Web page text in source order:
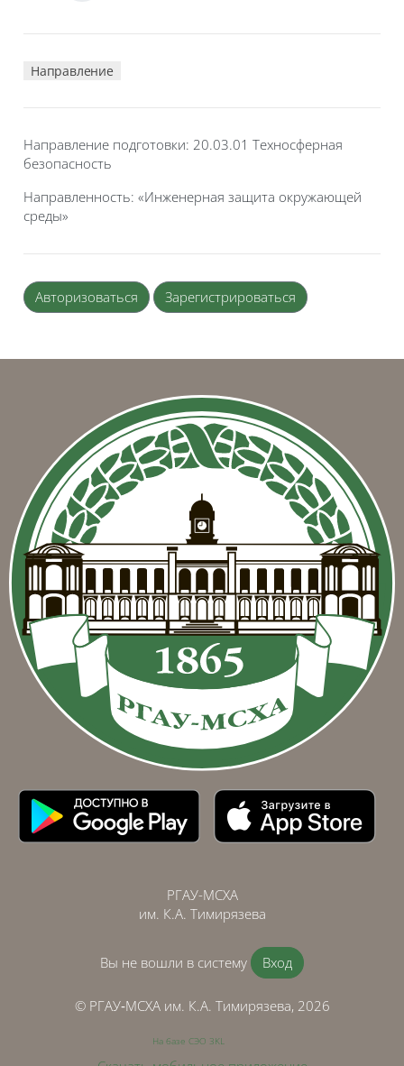
Направление
Направление подготовки: 20.03.01 Техносферная
безопасность
Направленность: «Инженерная защита окружающей
среды»
Авторизоваться Зарегистрироваться
РГАУ-МСХА
им. К.А. Тимирязева
Вы не вошли в систему Вход
© РГАУ‑МСХА им. К.А. Тимирязева, 2026
На базе СЭО 3KL